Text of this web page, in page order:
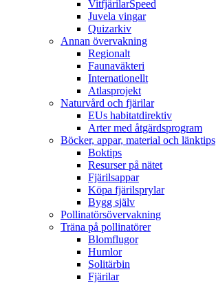
VitfjärilarSpeed
Juvela vingar
Quizarkiv
Annan övervakning
Regionalt
Faunaväkteri
Internationellt
Atlasprojekt
Naturvård och fjärilar
EUs habitatdirektiv
Arter med åtgärdsprogram
Böcker, appar, material och länktips
Boktips
Resurser på nätet
Fjärilsappar
Köpa fjärilsprylar
Bygg själv
Pollinatörsövervakning
Träna på pollinatörer
Blomflugor
Humlor
Solitärbin
Fjärilar